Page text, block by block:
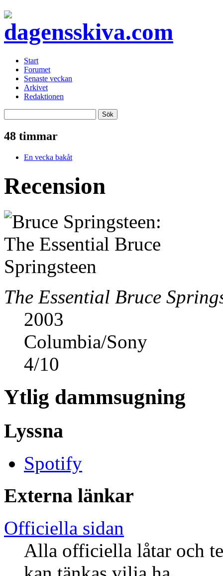
Start
Forumet
Senaste veckan
Arkivet
Redaktionen
48 timmar
En vecka bakåt
Recension
The Essential Bruce
2003
Columbia/Sony
4/10
Ytlig dammsugning
Lyssna
Spotify
Externa länkar
Officiella sidan
Alla officiella låtar och